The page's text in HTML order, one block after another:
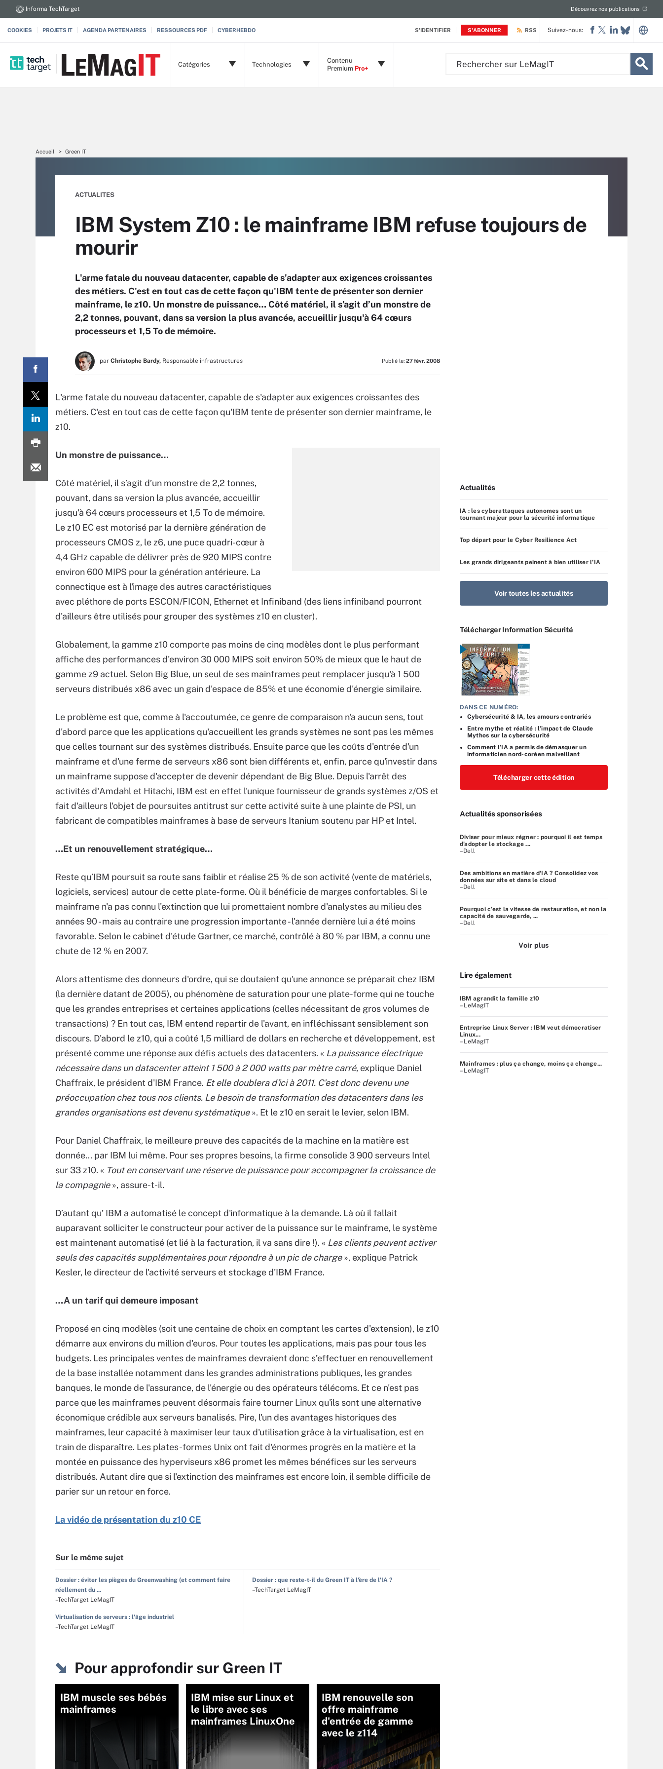
S'IDENTIFIER S'ABONNER
Informa TechTarget Découvrez nos publications
COOKIES PROJETS IT AGENDA PARTENAIRES RESSOURCES PDF CYBERHEBDO RSS
Catégories Technologies
Contenu
Premium Pro+
Suivez-nous:
Accueil Green IT
ACTUALITES
IBM System Z10 : le mainframe IBM refuse toujours de
mourir
L'arme fatale du nouveau datacenter, capable de s'adapter aux exigences croissantes
des métiers. C'est en tout cas de cette façon qu'IBM tente de présenter son dernier
mainframe, le z10. Un monstre de puissance… Côté matériel, il s’agit d’un monstre de
2,2 tonnes, pouvant, dans sa version la plus avancée, accueillir jusqu'à 64 cœurs
processeurs et 1,5 To de mémoire.
par Christophe Bardy, Responsable infrastructures Publié le: 27 févr. 2008
L'arme fatale du nouveau datacenter, capable de s'adapter aux exigences croissantes des
métiers. C'est en tout cas de cette façon qu'IBM tente de présenter son dernier mainframe, le
z10.
Un monstre de puissance…
Côté matériel, il s’agit d’un monstre de 2,2 tonnes,
pouvant, dans sa version la plus avancée, accueillir
jusqu'à 64 cœurs processeurs et 1,5 To de mémoire.
Le z10 EC est motorisé par la dernière génération de
processeurs CMOS z, le z6, une puce quadri-cœur à
4,4 GHz capable de délivrer près de 920 MIPS contre
environ 600 MIPS pour la génération antérieure. La
connectique est à l'image des autres caractéristiques
avec pléthore de ports ESCON/FICON, Ethernet et Infiniband (des liens infiniband pourront
d'ailleurs être utilisés pour grouper des systèmes z10 en cluster).
Globalement, la gamme z10 comporte pas moins de cinq modèles dont le plus performant
affiche des performances d'environ 30 000 MIPS soit environ 50% de mieux que le haut de
gamme z9 actuel. Selon Big Blue, un seul de ses mainframes peut remplacer jusqu'à 1 500
serveurs distribués x86 avec un gain d'espace de 85% et une économie d'énergie similaire.
Le problème est que, comme à l'accoutumée, ce genre de comparaison n'a aucun sens, tout
d'abord parce que les applications qu'accueillent les grands systèmes ne sont pas les mêmes
que celles tournant sur des systèmes distribués. Ensuite parce que les coûts d'entrée d'un
mainframe et d'une ferme de serveurs x86 sont bien différents et, enfin, parce qu'investir dans
un mainframe suppose d'accepter de devenir dépendant de Big Blue. Depuis l'arrêt des
activités d'Amdahl et Hitachi, IBM est en effet l'unique fournisseur de grands systèmes z/OS et
fait d'ailleurs l'objet de poursuites antitrust sur cette activité suite à une plainte de PSI, un
fabricant de compatibles mainframes à base de serveurs Itanium soutenu par HP et Intel.
…Et un renouvellement stratégique…
Reste qu’IBM poursuit sa route sans faiblir et réalise 25 % de son activité (vente de matériels,
logiciels, services) autour de cette plate-forme. Où il bénéficie de marges confortables. Si le
mainframe n'a pas connu l'extinction que lui promettaient nombre d'analystes au milieu des
années 90 - mais au contraire une progression importante - l'année dernière lui a été moins
favorable. Selon le cabinet d'étude Gartner, ce marché, contrôlé à 80 % par IBM, a connu une
chute de 12 % en 2007.
Alors attentisme des donneurs d'ordre, qui se doutaient qu'une annonce se préparait chez IBM
(la dernière datant de 2005), ou phénomène de saturation pour une plate-forme qui ne touche
que les grandes entreprises et certaines applications (celles nécessitant de gros volumes de
transactions) ? En tout cas, IBM entend repartir de l'avant, en infléchissant sensiblement son
discours. D'abord le z10, qui a coûté 1,5 milliard de dollars en recherche et développement, est
présenté comme une réponse aux défis actuels des datacenters. « La puissance électrique
nécessaire dans un datacenter atteint 1 500 à 2 000 watts par mètre carré, explique Daniel
Chaffraix, le président d'IBM France. Et elle doublera d'ici à 2011. C'est donc devenu une
préoccupation chez tous nos clients. Le besoin de transformation des datacenters dans les
grandes organisations est devenu systématique». Et le z10 en serait le levier, selon IBM.
Pour Daniel Chaffraix, le meilleure preuve des capacités de la machine en la matière est
donnée... par IBM lui même. Pour ses propres besoins, la firme consolide 3 900 serveurs Intel
sur 33 z10. « Tout en conservant une réserve de puissance pour accompagner la croissance de
la compagnie», assure-t-il.
D’autant qu’ IBM a automatisé le concept d'informatique à la demande. Là où il fallait
auparavant solliciter le constructeur pour activer de la puissance sur le mainframe, le système
est maintenant automatisé (et lié à la facturation, il va sans dire !). « Les clients peuvent activer
seuls des capacités supplémentaires pour répondre à un pic de charge», explique Patrick
Kesler, le directeur de l'activité serveurs et stockage d'IBM France.
…A un tarif qui demeure imposant
Proposé en cinq modèles (soit une centaine de choix en comptant les cartes d'extension), le z10
démarre aux environs du million d'euros. Pour toutes les applications, mais pas pour tous les
budgets. Les principales ventes de mainframes devraient donc s’effectuer en renouvellement
de la base installée notamment dans les grandes administrations publiques, les grandes
banques, le monde de l'assurance, de l'énergie ou des opérateurs télécoms. Et ce n'est pas
parce que les mainframes peuvent désormais faire tourner Linux qu'ils sont une alternative
économique crédible aux serveurs banalisés. Pire, l'un des avantages historiques des
mainframes, leur capacité à maximiser leur taux d'utilisation grâce à la virtualisation, est en
train de disparaître. Les plates-formes Unix ont fait d'énormes progrès en la matière et la
montée en puissance des hyperviseurs x86 promet les mêmes bénéfices sur les serveurs
distribués. Autant dire que si l'extinction des mainframes est encore loin, il semble difficile de
parier sur un retour en force.
La vidéo de présentation du z10 CE
Sur le même sujet
Dossier : éviter les pièges du Greenwashing (et comment faire
réellement du ...
–TechTarget LeMagIT
Dossier : que reste-t-il du Green IT à l'ère de l'IA ?
–TechTarget LeMagIT
Virtualisation de serveurs : l'âge industriel
–TechTarget LeMagIT
Pour approfondir sur Green IT
IBM muscle ses bébés
mainframes
IBM mise sur Linux et
le libre avec ses
mainframes LinuxOne
IBM renouvelle son
offre mainframe
d'entrée de gamme
avec le z114
Actualités
IA : les cyberattaques autonomes sont un
tournant majeur pour la sécurité informatique
Top départ pour le Cyber Resilience Act
Les grands dirigeants peinent à bien utiliser l’IA
Voir toutes les actualités
Télécharger Information Sécurité
DANS CE NUMÉRO:
Cybersécurité & IA, les amours contrariés
Entre mythe et réalité : l’impact de Claude
Mythos sur la cybersécurité
Comment l’IA a permis de démasquer un
informaticien nord-coréen malveillant
Télécharger cette édition
Actualités sponsorisées
Diviser pour mieux régner : pourquoi il est temps
d’adopter le stockage ...
–Dell
Des ambitions en matière d'IA ? Consolidez vos
données sur site et dans le cloud
–Dell
Pourquoi c’est la vitesse de restauration, et non la
capacité de sauvegarde, ...
–Dell
Voir plus
Lire également
IBM agrandit la famille z10
– LeMagIT
Entreprise Linux Server : IBM veut démocratiser
Linux...
– LeMagIT
Mainframes : plus ça change, moins ça change...
– LeMagIT